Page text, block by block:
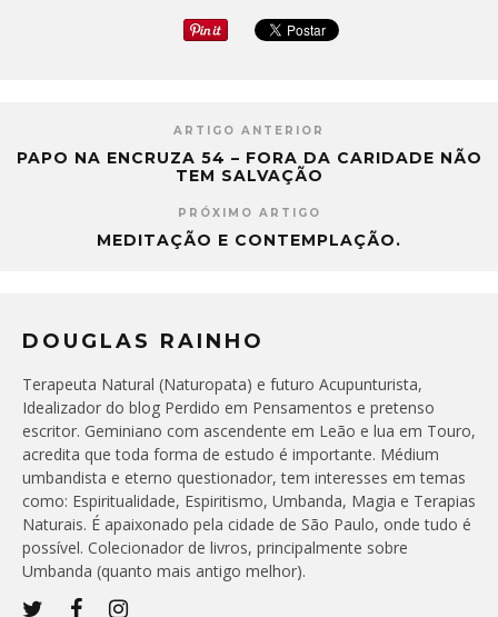
ARTIGO ANTERIOR
PAPO NA ENCRUZA 54 – FORA DA CARIDADE NÃO
TEM SALVAÇÃO
PRÓXIMO ARTIGO
MEDITAÇÃO E CONTEMPLAÇÃO.
DOUGLAS RAINHO
Terapeuta Natural (Naturopata) e futuro Acupunturista,
Idealizador do blog Perdido em Pensamentos e pretenso
escritor. Geminiano com ascendente em Leão e lua em Touro,
acredita que toda forma de estudo é importante. Médium
umbandista e eterno questionador, tem interesses em temas
como: Espiritualidade, Espiritismo, Umbanda, Magia e Terapias
Naturais. É apaixonado pela cidade de São Paulo, onde tudo é
possível. Colecionador de livros, principalmente sobre
Umbanda (quanto mais antigo melhor).